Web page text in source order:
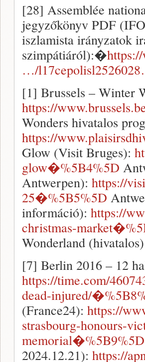
[28] Assemblée
jegyzőkönyv PDF
iszlamista irányzatok
szimpátiáról):�
…/
[1] Brussels – Winter
https://
Wonders hivatalos
https://
Glow (Visit Bruges):
glow�%5B4%5D
Antwerpen): https://
25�%5B5%5D
információ): https://
christmas-
Wonderland
[7] Berlin 2016 – 12
https://time.com/
dead-injured/
(France24): https://
strasbourg-honours-
memorial�%5B9%5D
2024.12.21): https://